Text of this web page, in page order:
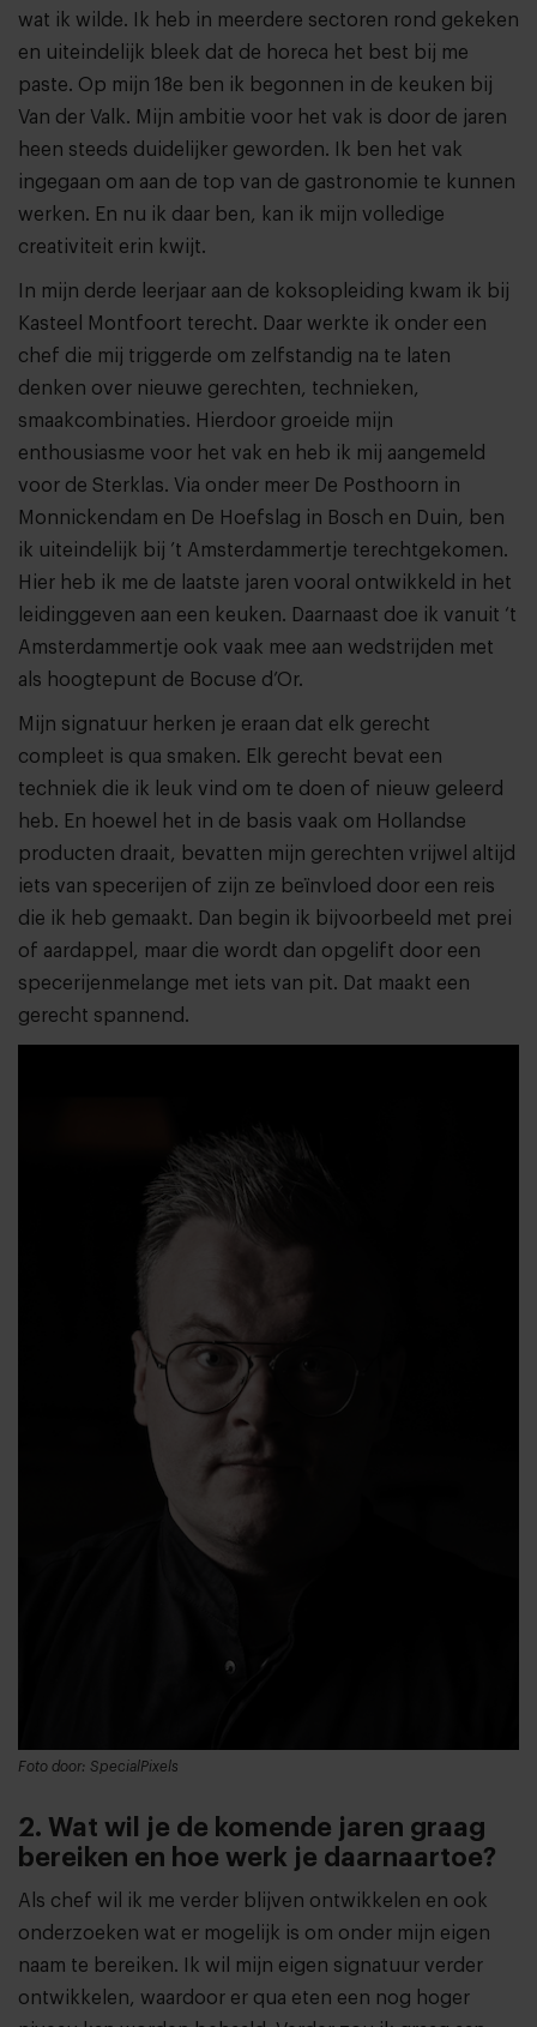
wat ik wilde. Ik heb in meerdere sectoren rond gekeken
en uiteindelijk bleek dat de horeca het best bij me
paste. Op mijn 18e ben ik begonnen in de keuken bij
Van der Valk. Mijn ambitie voor het vak is door de jaren
heen steeds duidelijker geworden. Ik ben het vak
ingegaan om aan de top van de gastronomie te kunnen
werken. En nu ik daar ben, kan ik mijn volledige
creativiteit erin kwijt.
In mijn derde leerjaar aan de koksopleiding kwam ik bij
Kasteel Montfoort terecht. Daar werkte ik onder een
chef die mij triggerde om zelfstandig na te laten
denken over nieuwe gerechten, technieken,
smaakcombinaties. Hierdoor groeide mijn
enthousiasme voor het vak en heb ik mij aangemeld
voor de Sterklas. Via onder meer De Posthoorn in
Monnickendam en De Hoefslag in Bosch en Duin, ben
ik uiteindelijk bij ’t Amsterdammertje terechtgekomen.
Hier heb ik me de laatste jaren vooral ontwikkeld in het
leidinggeven aan een keuken. Daarnaast doe ik vanuit ‘t
Amsterdammertje ook vaak mee aan wedstrijden met
als hoogtepunt de Bocuse d’Or.
Mijn signatuur herken je eraan dat elk gerecht
compleet is qua smaken. Elk gerecht bevat een
techniek die ik leuk vind om te doen of nieuw geleerd
heb. En hoewel het in de basis vaak om Hollandse
producten draait, bevatten mijn gerechten vrijwel altijd
iets van specerijen of zijn ze beïnvloed door een reis
die ik heb gemaakt. Dan begin ik bijvoorbeeld met prei
of aardappel, maar die wordt dan opgelift door een
specerijenmelange met iets van pit. Dat maakt een
gerecht spannend.
Foto door: SpecialPixels
2. Wat wil je de komende jaren graag
bereiken en hoe werk je daarnaartoe?
Als chef wil ik me verder blijven ontwikkelen en ook
onderzoeken wat er mogelijk is om onder mijn eigen
naam te bereiken. Ik wil mijn eigen signatuur verder
ontwikkelen, waardoor er qua eten een nog hoger